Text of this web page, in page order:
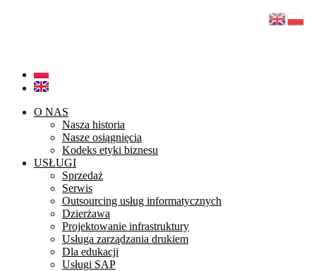
O NAS
Nasza historia
Nasze osiągnięcia
Kodeks etyki biznesu
USŁUGI
Sprzedaż
Serwis
Outsourcing usług informatycznych
Dzierżawa
Projektowanie infrastruktury
Usługa zarządzania drukiem
Dla edukacji
Usługi SAP